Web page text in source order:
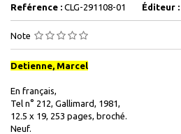
Reférence : CLG-291108-01 Éditeur :
Note
Detienne, Marcel
En français,
Tel n° 212, Gallimard, 1981,
12.5 x 19, 253 pages, broché.
Neuf.